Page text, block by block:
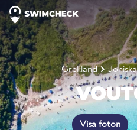
Grekland
Visa foton